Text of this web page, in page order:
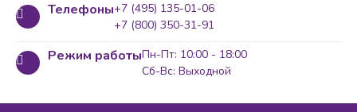
Телефоны+7 (495) 135-01-06
+7 (800) 350-31-91
Режим работыПн-Пт: 10:00 - 18:00
Сб-Вс: Выходной